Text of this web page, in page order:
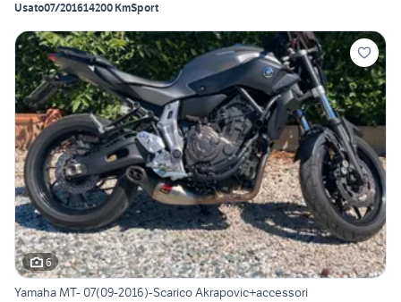
Usato07/201614200 KmSport
6
Yamaha MT- 07(09-2016)-Scarico Akrapovic+accessori